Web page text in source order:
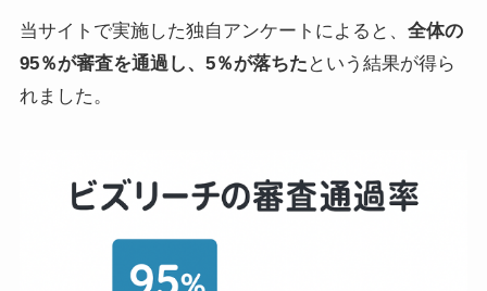
当サイトで実施した独自アンケートによると、 全体の
95％が審査を通過し、5％が落ちた という結果が得ら
れました。